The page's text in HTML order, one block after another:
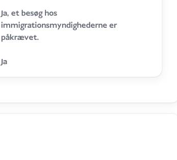
Ja, et besøg hos
immigrationsmyndighederne er
påkrævet.
Ja